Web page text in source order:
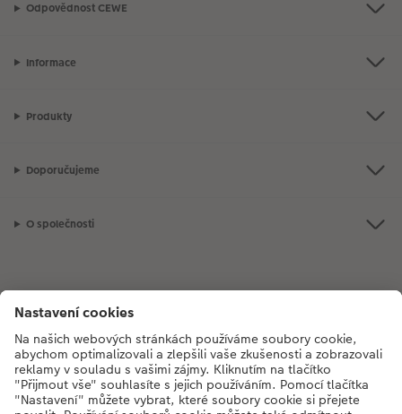
Odpovědnost CEWE
Informace
Produkty
Doporučujeme
O společnosti
Máte-li jakékoli dotazy týkající se fotoproduktů nebo objednávek,
neváhejte nás kontaktovat:+420272071200[Po - Pá: 8:30 - 17:00 h]